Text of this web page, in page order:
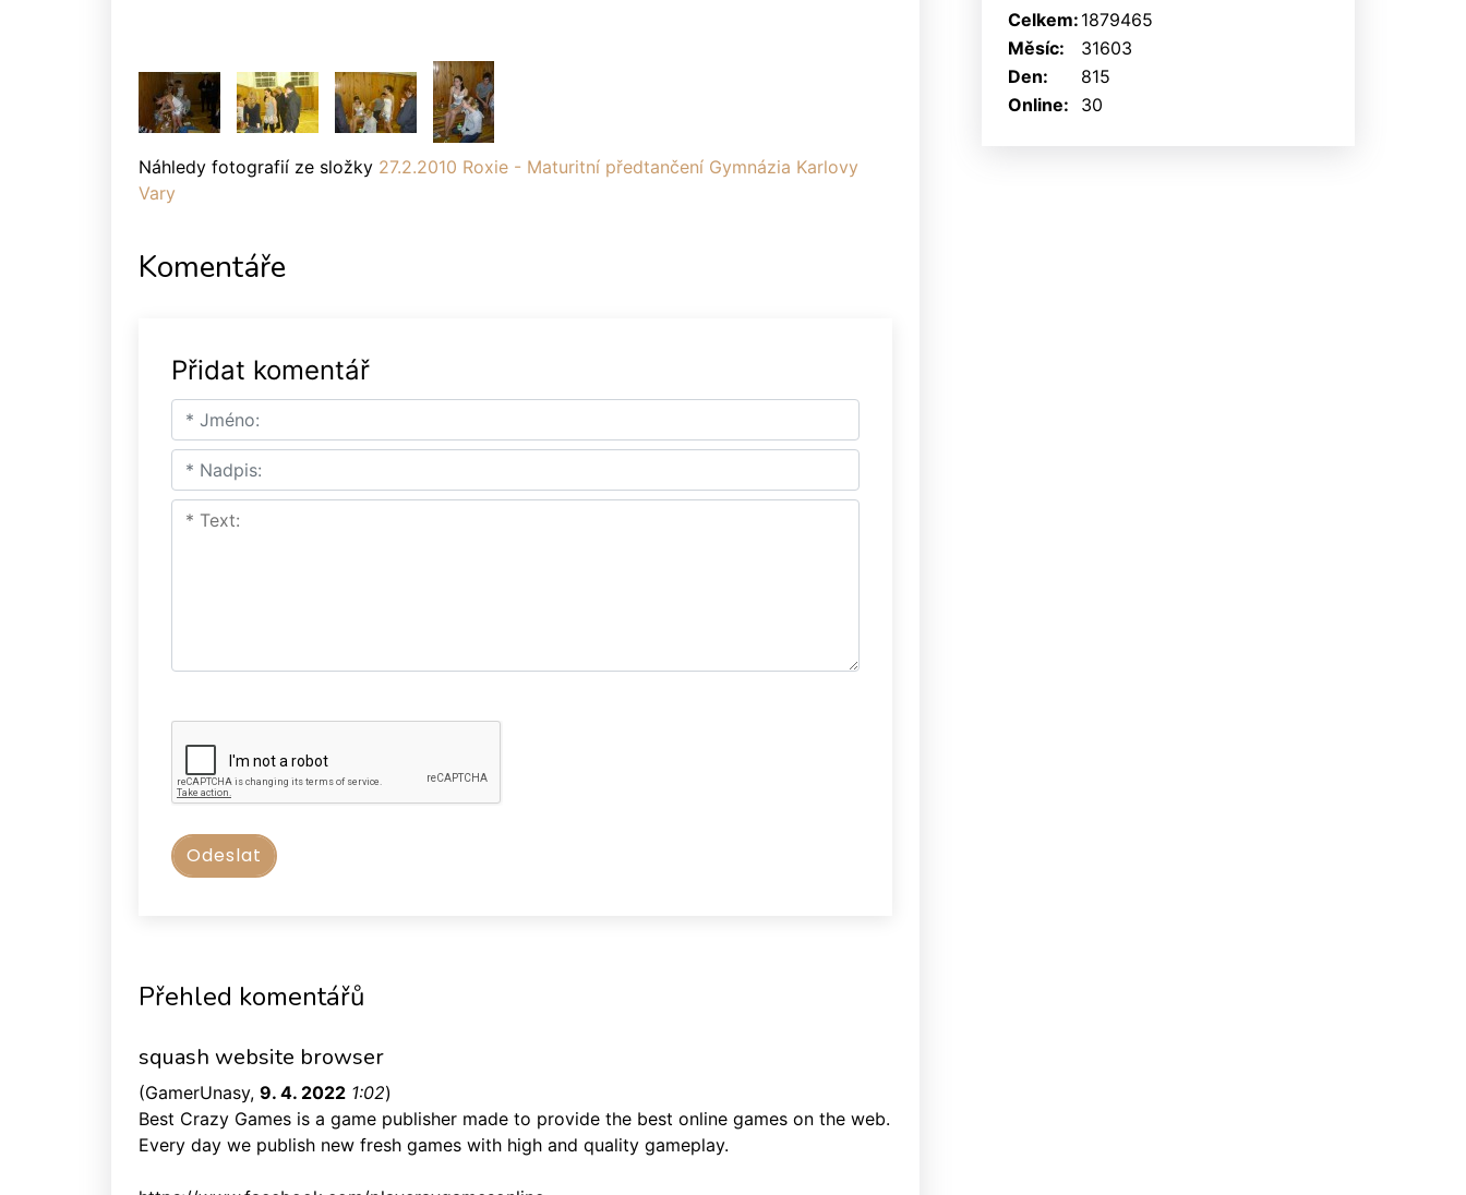
Náhledy fotografií ze složky 27.2.2010 Roxie - Maturitní předtančení Gymnázia Karlovy
Vary
Komentáře
Přidat komentář
Přehled komentářů
squash website browser
(GamerUnasy, 9. 4. 2022 1:02)
Best Crazy Games is a game publisher made to provide the best online games on the web.
Every day we publish new fresh games with high and quality gameplay.
Online: 30
Celkem: 1879465
Měsíc:
31603
Den:
815